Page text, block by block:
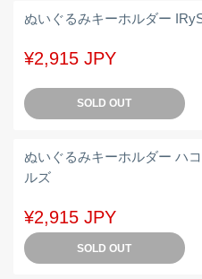
ぬいぐるみキーホルダー
¥2,915 JPY
SOLD OUT
ぬいぐるみキーホルダー ハ
ルズ
¥2,915 JPY
SOLD OUT